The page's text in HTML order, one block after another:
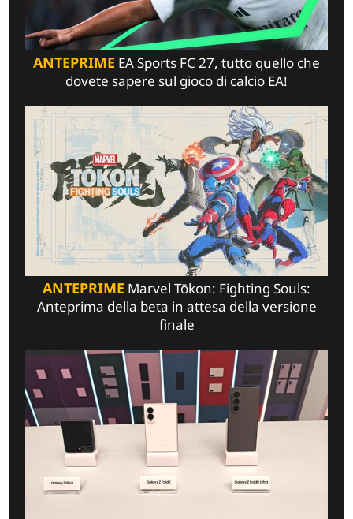
ANTEPRIME EA Sports FC 27, tutto quello che
dovete sapere sul gioco di calcio EA!
ANTEPRIME Marvel Tōkon: Fighting Souls:
Anteprima della beta in attesa della versione
finale